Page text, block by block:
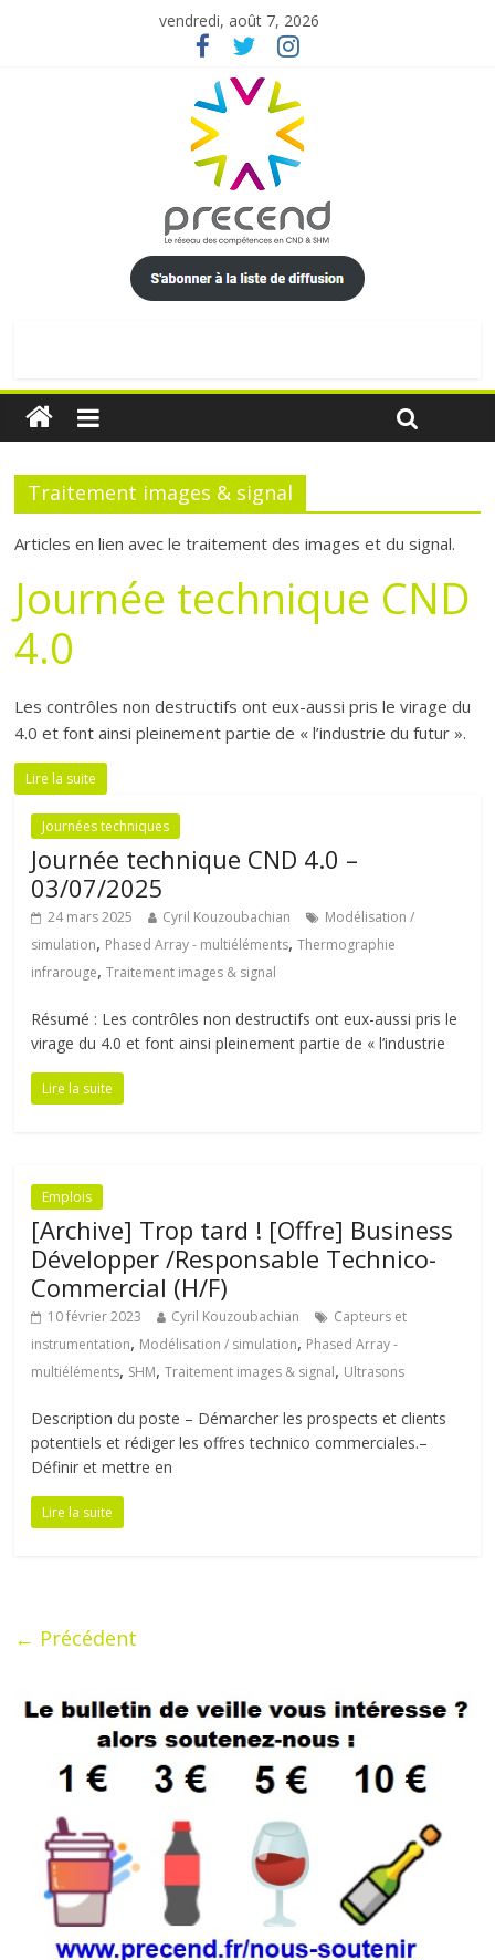
vendredi, août 7, 2026
Traitement images & signal
Articles en lien avec le traitement des images et du signal.
Journée technique CND
4.0
Les contrôles non destructifs ont eux-aussi pris le virage du
4.0 et font ainsi pleinement partie de « l’industrie du futur ».
Lire la suite
Journées techniques
Journée technique CND 4.0 –
03/07/2025
24 mars 2025 Cyril Kouzoubachian
Modélisation /
simulation, Phased Array - multiéléments,Thermographie
infrarouge,Traitement images & signal
Résumé : Les contrôles non destructifs ont eux-aussi pris le
virage du 4.0 et font ainsi pleinement partie de « l’industrie
Lire la suite
Emplois
[Archive] Trop tard ! [Offre] Business
Développer /Responsable Technico-
Commercial (H/F)
10 février 2023 Cyril Kouzoubachian
Capteurs et
instrumentation, Modélisation / simulation, Phased Array -
multiéléments, SHM,Traitement images & signal, Ultrasons
Description du poste – Démarcher les prospects et clients
potentiels et rédiger les offres technico commerciales.–
Définir et mettre en
Lire la suite
← Précédent